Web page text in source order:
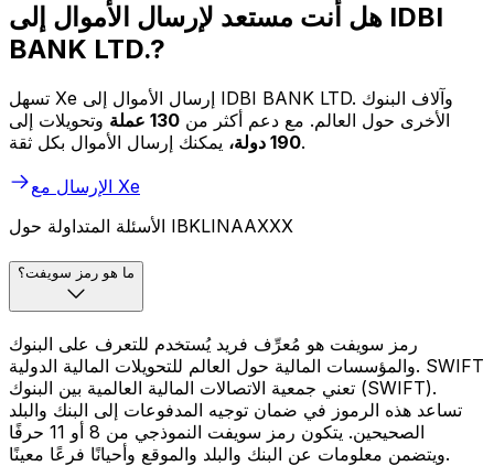
هل أنت مستعد لإرسال الأموال إلى IDBI
BANK LTD.?
تسهل Xe إرسال الأموال إلى IDBI BANK LTD. وآلاف البنوك
الأخرى حول العالم. مع دعم أكثر من 130 عملة
وتحويلات إلى
190 دولة،يمكنك إرسال الأموال بكل ثقة.
الإرسال مع Xe
الأسئلة المتداولة حول IBKLINAAXXX
ما هو رمز سويفت؟
رمز سويفت هو مُعرِّف فريد يُستخدم للتعرف على البنوك
والمؤسسات المالية حول العالم للتحويلات المالية الدولية. SWIFT
تعني جمعية الاتصالات المالية العالمية بين البنوك (SWIFT).
تساعد هذه الرموز في ضمان توجيه المدفوعات إلى البنك والبلد
الصحيحين. يتكون رمز سويفت النموذجي من 8 أو 11 حرفًا
ويتضمن معلومات عن البنك والبلد والموقع وأحيانًا فرعًا معينًا.